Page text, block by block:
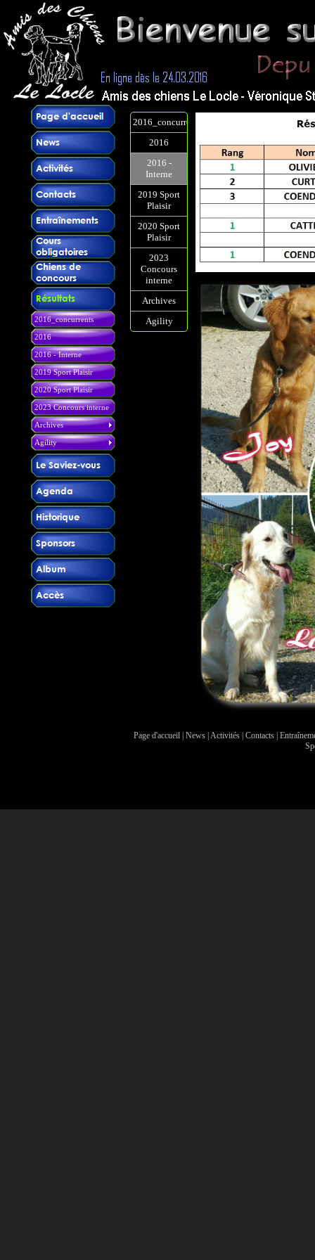
2016_concurrents
2016
2016 - Interne
2019 Sport Plaisir
2020 Sport Plaisir
2023 Concours interne
Archives
Agility
2016_concurrents
2016
2016 -
Interne
2019 Sport
Plaisir
2020 Sport
Plaisir
2023
Concours
interne
Archives
Agility
Page d'accueil| News| Activités| Contacts|